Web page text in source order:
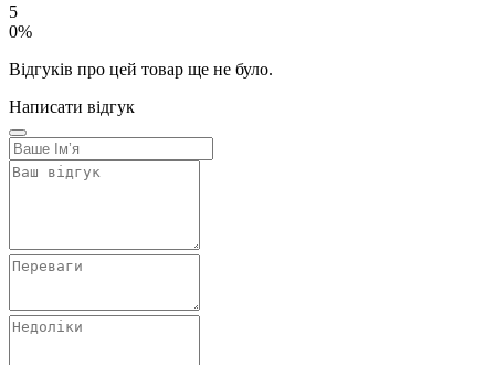
5
0%
Відгуків про цей товар ще не було.
Написати відгук